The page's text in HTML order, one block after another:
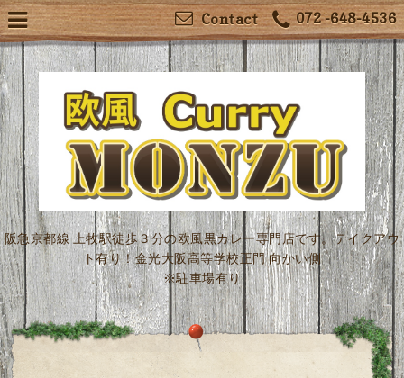
072 -648-4536
Contact
阪急京都線 上牧駅徒歩３分の欧風黒カレー専門店です。テイクアウ
ト有り！金光大阪高等学校正門 向かい側
※駐車場有り